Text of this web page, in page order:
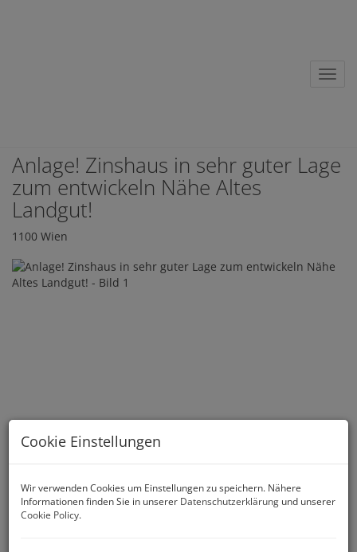
Anlage! Zinshaus in sehr guter Lage
zum entwickeln Nähe Altes
Landgut!
1100 Wien
Cookie Einstellungen
Wir verwenden Cookies um Einstellungen zu speichern. Nähere
Informationen finden Sie in unserer Datenschutzerklärung und unserer
Cookie Policy.